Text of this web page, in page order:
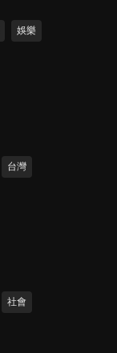
娛樂
台灣
社會